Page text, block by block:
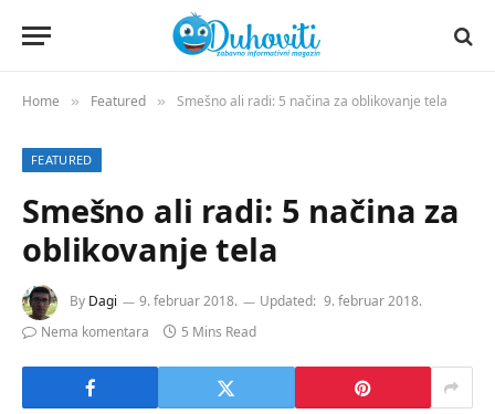
Home » Featured » Smešno ali radi: 5 načina za oblikovanje tela
FEATURED
Smešno ali radi: 5 načina za
oblikovanje tela
By Dagi 9. februar 2018. Updated: 9. februar 2018.
Nema komentara
5 Mins Read